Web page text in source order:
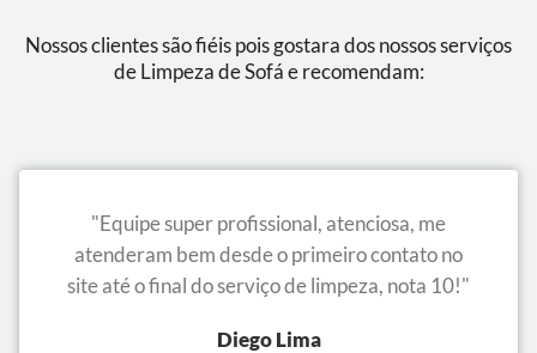
Nossos clientes são fiéis pois gostara dos nossos serviços
de Limpeza de Sofá e recomendam:
"Equipe super profissional, atenciosa, me
atenderam bem desde o primeiro contato no
site até o final do serviço de limpeza, nota 10!"
Diego Lima